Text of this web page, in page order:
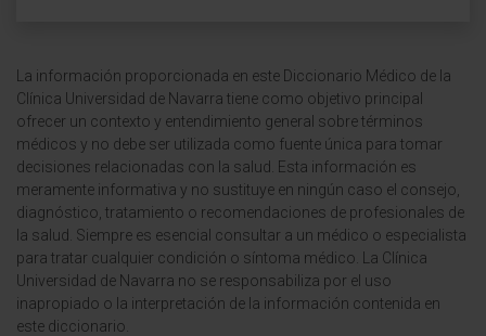
La información proporcionada en este Diccionario Médico de la
Clínica Universidad de Navarra tiene como objetivo principal
ofrecer un contexto y entendimiento general sobre términos
médicos y no debe ser utilizada como fuente única para tomar
decisiones relacionadas con la salud. Esta información es
meramente informativa y no sustituye en ningún caso el consejo,
diagnóstico, tratamiento o recomendaciones de profesionales de
la salud. Siempre es esencial consultar a un médico o especialista
para tratar cualquier condición o síntoma médico. La Clínica
Universidad de Navarra no se responsabiliza por el uso
inapropiado o la interpretación de la información contenida en
este diccionario.